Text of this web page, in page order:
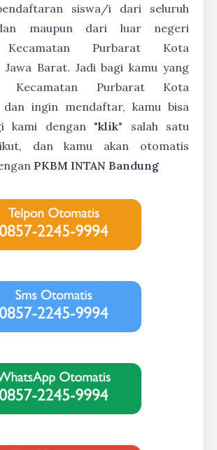
siswa/i dari seluruh
maupun dari luar negeri
Kecamatan Purbarat Kota
Jawa Barat. Jadi bagi kamu yang
Purbarat Kota
dan ingin mendaftar, kamu bisa
kami dengan "klik" salah satu
dan kamu akan otomatis
PKBM INTAN Bandung